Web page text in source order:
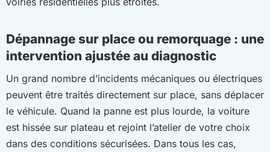
Dépannage sur place ou remorquage : une
intervention ajustée au diagnostic
Un grand nombre d’incidents mécaniques ou électriques
peuvent être traités directement sur place, sans déplacer
le véhicule. Quand la panne est plus lourde, la voiture
est hissée sur plateau et rejoint l’atelier de votre choix
dans des conditions sécurisées. Dans tous les cas,